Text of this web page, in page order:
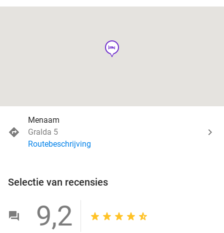
hotel
Menaam
Gralda 5
Routebeschrijving
Selectie van recensies
9,2